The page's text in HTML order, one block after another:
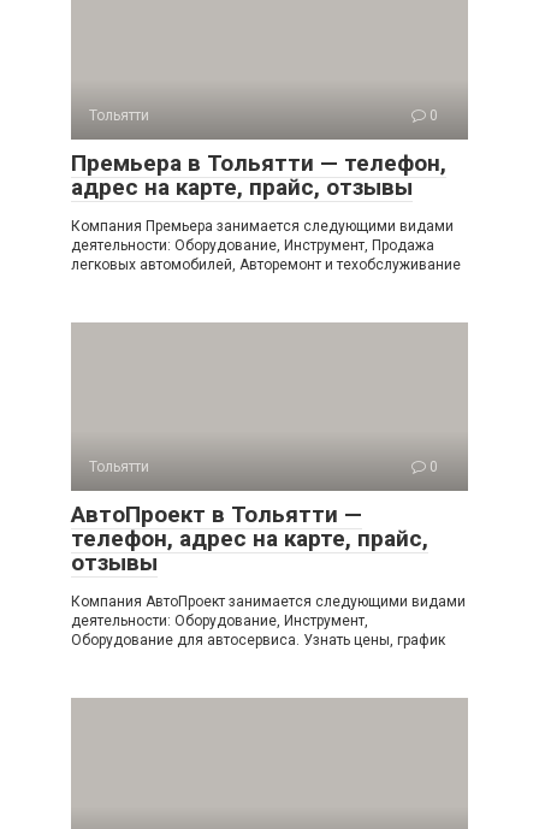
Тольятти 0
Премьера в Тольятти — телефон,
адрес на карте, прайс, отзывы
Компания Премьера занимается следующими видами
деятельности: Оборудование, Инструмент, Продажа
легковых автомобилей, Авторемонт и техобслуживание
Тольятти 0
АвтоПроект в Тольятти —
телефон, адрес на карте, прайс,
отзывы
Компания АвтоПроект занимается следующими видами
деятельности: Оборудование, Инструмент,
Оборудование для автосервиса. Узнать цены, график